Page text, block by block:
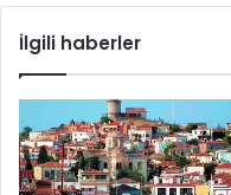
İlgili haberler